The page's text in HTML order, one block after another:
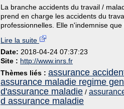
La branche accidents du travail /
prend en charge les accidents du
professionnelles. Elle n'indemnise que
Lire la suite
Date: 2018-04-24 07:37:23
Site : http://www.inrs.fr
Thèmes liés : assurance
assurance maladie regime
d'assurance maladie /
d assurance maladie